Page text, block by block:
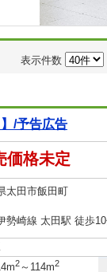
表示件数
/予告広告
価格未定
太田市飯田町
勢崎線 太田駅 徒歩
2～114m2